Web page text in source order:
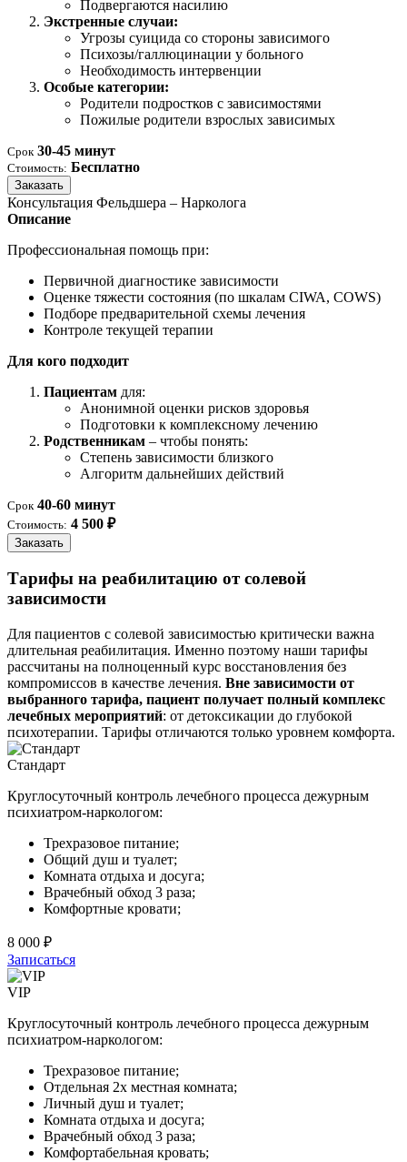
Подвергаются насилию
Экстренные случаи:
Угрозы суицида со стороны зависимого
Психозы/галлюцинации у больного
Необходимость интервенции
Особые категории:
Родители подростков с зависимостями
Пожилые родители взрослых зависимых
Срок 30-45 минут
Стоимость: Бесплатно
Заказать
Консультация Фельдшера – Нарколога
Описание
Профессиональная помощь при:
Первичной диагностике зависимости
Оценке тяжести состояния (по шкалам CIWA, COWS)
Подборе предварительной схемы лечения
Контроле текущей терапии
Для кого подходит
Пациентам для:
Анонимной оценки рисков здоровья
Подготовки к комплексному лечению
Родственникам – чтобы понять:
Степень зависимости близкого
Алгоритм дальнейших действий
Срок 40-60 минут
Стоимость: 4 500 ₽
Заказать
Тарифы на реабилитацию от солевой
зависимости
Для пациентов с солевой зависимостью критически важна
длительная реабилитация. Именно поэтому наши тарифы
рассчитаны на полноценный курс восстановления без
компромиссов в качестве лечения. Вне зависимости от
выбранного тарифа, пациент получает полный комплекс
лечебных мероприятий: от детоксикации до глубокой
психотерапии. Тарифы отличаются только уровнем комфорта.
Стандарт
Круглосуточный контроль лечебного процесса дежурным
психиатром-наркологом:
Трехразовое питание;
Общий душ и туалет;
Комната отдыха и досуга;
Врачебный обход 3 раза;
Комфортные кровати;
8 000 ₽
Записаться
VIP
Круглосуточный контроль лечебного процесса дежурным
психиатром-наркологом:
Трехразовое питание;
Отдельная 2х местная комната;
Личный душ и туалет;
Комната отдыха и досуга;
Врачебный обход 3 раза;
Комфортабельная кровать;